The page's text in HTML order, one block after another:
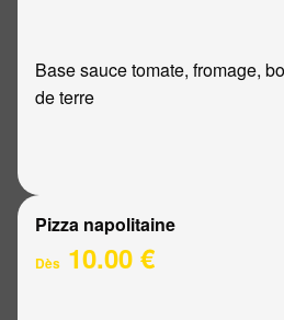
Base sauce tomate, fromage,
de terre
Pizza napolitaine
Dès 10.00 €